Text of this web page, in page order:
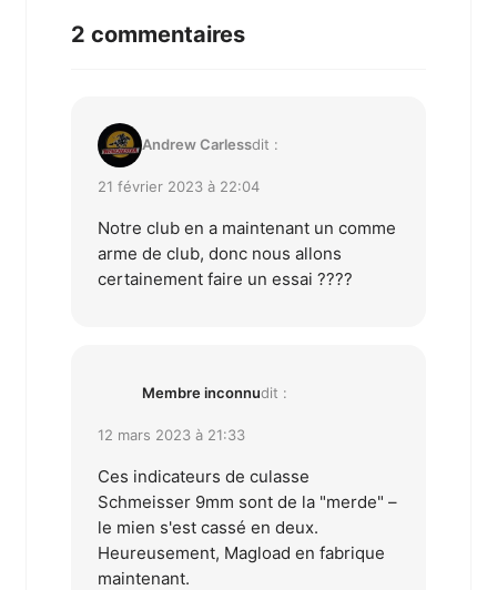
2 commentaires
Andrew Carlessdit :
21 février 2023 à 22:04
Notre club en a maintenant un comme
arme de club, donc nous allons
certainement faire un essai ????
Membre inconnudit :
12 mars 2023 à 21:33
Ces indicateurs de culasse
Schmeisser 9mm sont de la "merde" –
le mien s'est cassé en deux.
Heureusement, Magload en fabrique
maintenant.